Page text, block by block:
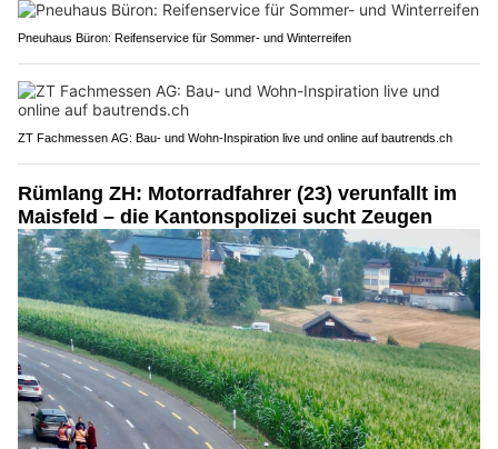
Pneuhaus Büron: Reifenservice für Sommer- und Winterreifen
ZT Fachmessen AG: Bau- und Wohn-Inspiration live und online auf bautrends.ch
Rümlang ZH: Motorradfahrer (23) verunfallt im
Maisfeld – die Kantonspolizei sucht Zeugen